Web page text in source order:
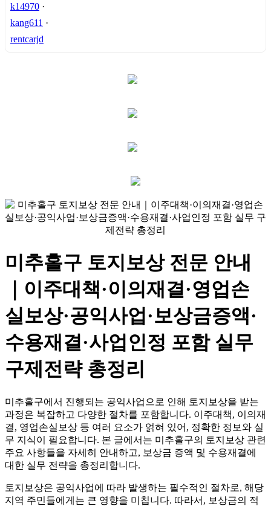
k14970 ·
kang611 ·
rentcarjd
미추홀구 토지보상 전문 안내
｜이주대책·이의재결·영업손
실보상·공익사업·보상금증액·
수용재결·사업인정 포함 실무
구제전략 총정리
미추홀구에서 진행되는 공익사업으로 인해 토지보상을 받는
과정은 복잡하고 다양한 절차를 포함합니다. 이주대책, 이의재
결, 영업손실보상 등 여러 요소가 얽혀 있어, 정확한 정보와 실
무 지식이 필요합니다. 본 글에서는 미추홀구의 토지보상 관련
주요 사항들을 자세히 안내하고, 보상금 증액 및 수용재결에
대한 실무 전략을 총정리합니다.
토지보상은 공익사업에 따라 발생하는 필수적인 절차로, 해당
지역 주민들에게는 큰 영향을 미칩니다. 따라서, 보상금의 적